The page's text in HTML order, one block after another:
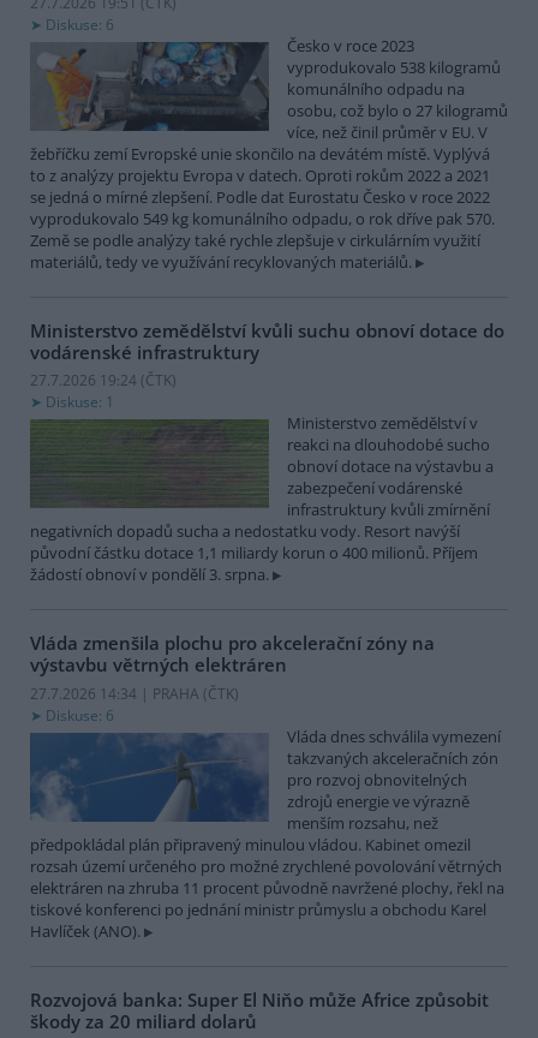
Diskuse: 6
Česko v roce 2023
vyprodukovalo 538 kilogramů
komunálního odpadu na
osobu, což bylo o 27 kilogramů
více, než činil průměr v EU. V
žebříčku zemí Evropské unie skončilo na devátém místě. Vyplývá
to z analýzy projektu Evropa v datech. Oproti rokům 2022 a 2021
se jedná o mírné zlepšení. Podle dat Eurostatu Česko v roce 2022
vyprodukovalo 549 kg komunálního odpadu, o rok dříve pak 570.
Země se podle analýzy také rychle zlepšuje v cirkulárním využití
materiálů, tedy ve využívání recyklovaných materiálů.
Ministerstvo zemědělství kvůli suchu obnoví dotace do
vodárenské infrastruktury
27.7.2026 19:24 (ČTK)
Diskuse: 1
Ministerstvo zemědělství v
reakci na dlouhodobé sucho
obnoví dotace na výstavbu a
zabezpečení vodárenské
infrastruktury kvůli zmírnění
negativních dopadů sucha a nedostatku vody. Resort navýší
původní částku dotace 1,1 miliardy korun o 400 milionů. Příjem
žádostí obnoví v pondělí 3. srpna.
Vláda zmenšila plochu pro akcelerační zóny na
výstavbu větrných elektráren
27.7.2026 14:34 | PRAHA (ČTK)
Diskuse: 6
Vláda dnes schválila vymezení
takzvaných akceleračních zón
pro rozvoj obnovitelných
zdrojů energie ve výrazně
menším rozsahu, než
předpokládal plán připravený minulou vládou. Kabinet omezil
rozsah území určeného pro možné zrychlené povolování větrných
elektráren na zhruba 11 procent původně navržené plochy, řekl na
tiskové konferenci po jednání ministr průmyslu a obchodu Karel
Havlíček (ANO).
Rozvojová banka: Super El Niňo může Africe způsobit
škody za 20 miliard dolarů